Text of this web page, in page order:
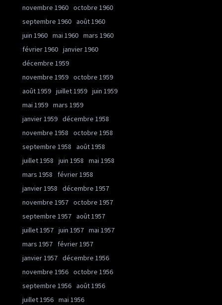
novembre 1960 octobre 1960
septembre 1960 août 1960
juin 1960 mai 1960 mars 1960
février 1960 janvier 1960
décembre 1959
novembre 1959 octobre 1959
août 1959 juillet 1959 juin 1959
mai 1959 mars 1959
janvier 1959 décembre 1958
novembre 1958
octobre 1958
septembre 1958
août 1958
juillet 1958
juin 1958
mai 1958
mars 1958
février 1958
janvier 1958
décembre 1957
novembre 1957 octobre 1957
septembre 1957 août 1957
juillet 1957 juin 1957 mai 1957
mars 1957
février 1957
janvier 1957 décembre 1956
novembre 1956 octobre 1956
septembre 1956 août 1956
juillet 1956 mai 1956